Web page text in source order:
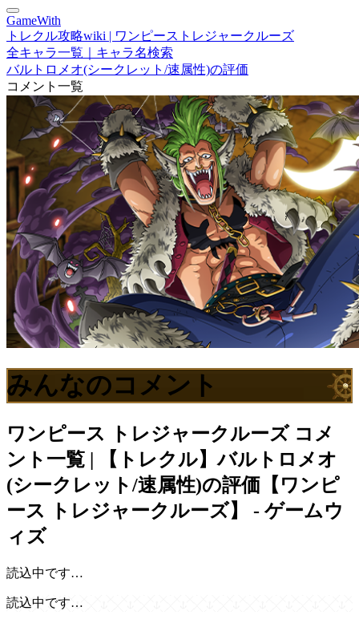
GameWith
トレクル攻略wiki | ワンピーストレジャークルーズ
全キャラ一覧｜キャラ名検索
バルトロメオ(シークレット/速属性)の評価
コメント一覧
みんなのコメント
ワンピース トレジャークルーズ コメ
ント一覧 | 【トレクル】バルトロメオ
(シークレット/速属性)の評価【ワンピ
ース トレジャークルーズ】 - ゲームウ
ィズ
読込中です…
読込中です…